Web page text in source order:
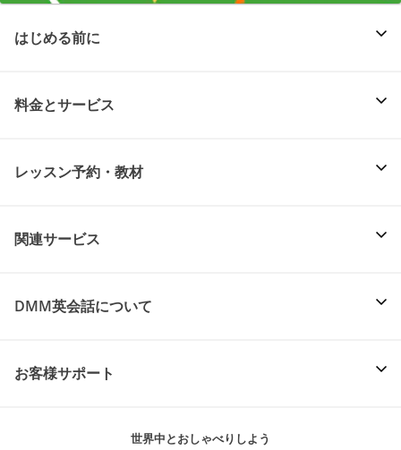
はじめる前に
料金とサービス
レッスン予約・教材
関連サービス
DMM英会話について
お客様サポート
世界中とおしゃべりしよう